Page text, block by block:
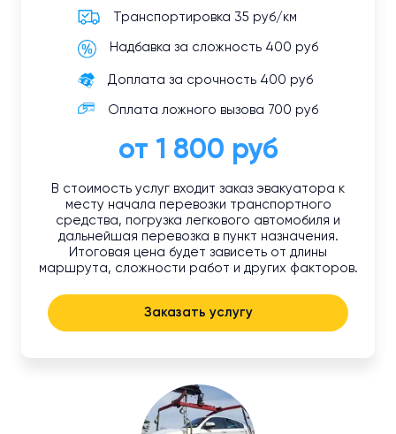
Транспортировка 35 руб/км
Надбавка за сложность 400 руб
Доплата за срочность 400 руб
Оплата ложного вызова 700 руб
от 1 800 руб
В стоимость услуг входит заказ эвакуатора к
месту начала перевозки транспортного
средства, погрузка легкового автомобиля и
дальнейшая перевозка в пункт назначения.
Итоговая цена будет зависеть от длины
маршрута, сложности работ и других факторов.
Заказать услугу